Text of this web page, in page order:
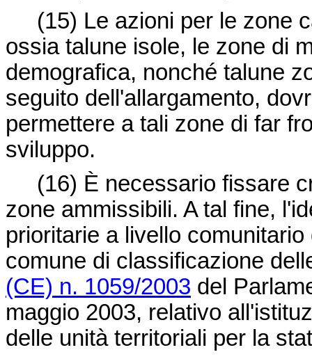
(15) Le azioni per le zone
ossia talune isole, le zone di
demografica, nonché talune
seguito dell'allargamento,
permettere a tali zone di far
sviluppo.
(16) È necessario fissare
zone ammissibili. A tal fine,
prioritarie a livello
comune di classificazione
(CE) n. 1059/2003 del
maggio 2003, relativo
delle unità territoriali per la